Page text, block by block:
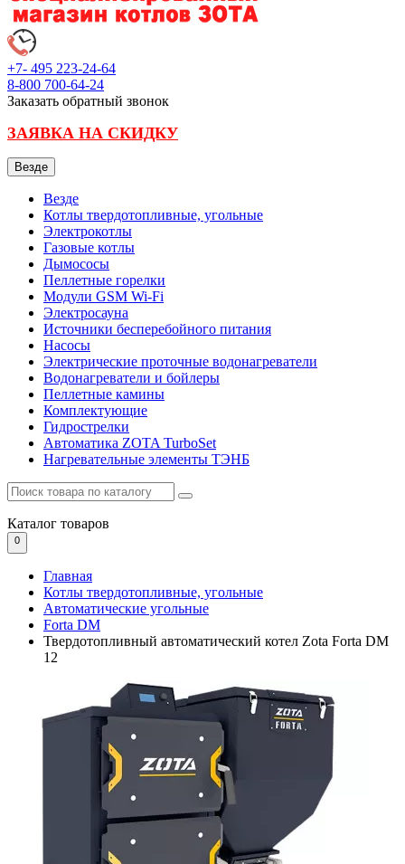
+7- 495 223-24-64
8-800 700-64-24
Заказать обратный звонок
ЗАЯВКА НА СКИДКУ
Везде
Везде
Котлы твердотопливные, угольные
Электрокотлы
Газовые котлы
Дымососы
Пеллетные горелки
Модули GSM Wi-Fi
Электросауна
Источники бесперебойного питания
Насосы
Электрические проточные водонагреватели
Водонагреватели и бойлеры
Пеллетные камины
Комплектующие
Гидрострелки
Автоматика ZOTA TurboSet
Нагревательные элементы ТЭНБ
Каталог товаров
0
Главная
Котлы твердотопливные, угольные
Автоматические угольные
Forta DM
Твердотопливный автоматический котел Zota Forta DM
12